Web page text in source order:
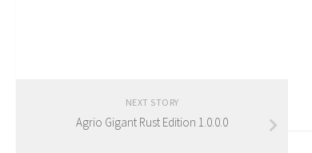
NEXT STORY
Agrio Gigant Rust Edition 1.0.0.0